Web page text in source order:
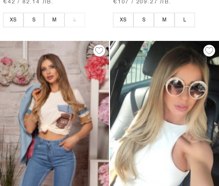
€42 / 82.14 ЛВ.
XS S M L
€107 / 209.27 ЛВ.
XS S M L